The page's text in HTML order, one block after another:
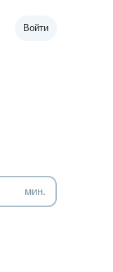
Войти
мин.